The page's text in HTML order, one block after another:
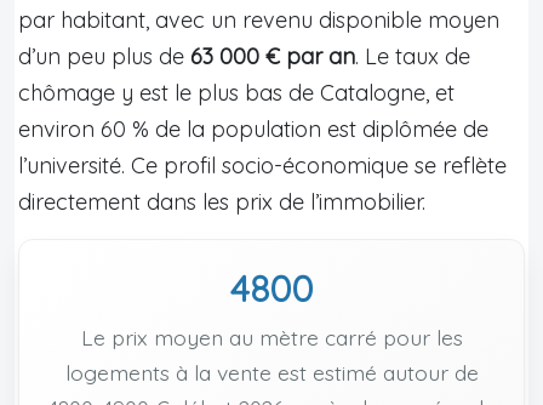
par habitant, avec un revenu disponible moyen
d’un peu plus de 63 000 € par an. Le taux de
chômage y est le plus bas de Catalogne, et
environ 60 % de la population est diplômée de
l’université. Ce profil socio-économique se reflète
directement dans les prix de l’immobilier.
4800
Le prix moyen au mètre carré pour les
logements à la vente est estimé autour de